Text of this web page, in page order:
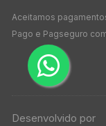
Aceitamos
Pago e Pagseguro
Desenvolvido por